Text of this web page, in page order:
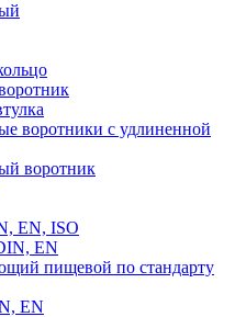
воротники с удлиненной
воротник
EN, ISO
EN
пищевой по стандарту
EN